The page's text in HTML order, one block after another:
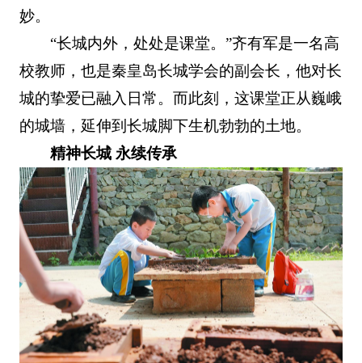
妙。
“长城内外，处处是课堂。”齐有军是一名高
校教师，也是秦皇岛长城学会的副会长，他对长
城的挚爱已融入日常。而此刻，这课堂正从巍峨
的城墙，延伸到长城脚下生机勃勃的土地。
精神长城 永续传承